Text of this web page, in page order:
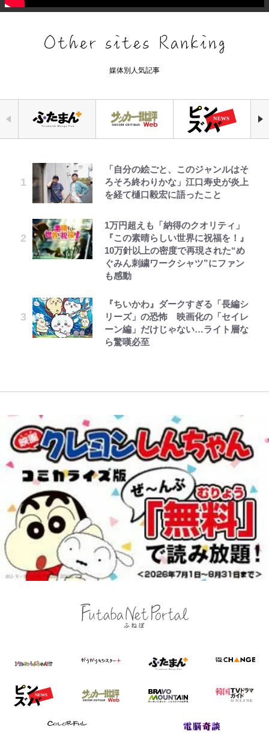
媒体別人気記事
「自分の絵ごと、このジャンルはそ
ろそろ終わりかな」江口寿史が炎上
を経て樋口毅宏に語ったこと
1万円超えも「納得のクオリティ」
『この素晴らしい世界に祝福を！』
10万針以上の密度で再現された“め
ぐみん刺繍ワークシャツ”にファン
も感動
『ちいかわ』ダークすぎる「長編シ
リーズ」の恐怖 映画化の「セイレ
ーン編」だけじゃない…ライト層な
ら驚嘆必至
｢なんじゃこりゃあああ！｣本田圭
佑の古巣ミラン、漆黒×蛍光レッド
の超絶クールな新サードユニに世界
ゃかっけえわ｣
｢最後の1枚…ワルぃゎ〜｣鈴木優磨
が激勝翌日に写真12枚投稿→渾身
の“煽りショット”に興奮！｢最後の
ことどんだけ好きなんよｗ｣
｢知念さんを煽ってたのと同じ
人？｣鹿島・鈴木優磨、大逆転勝利
千葉雄大、ほっそりイケメン近影に
「顔パンパンだったのに」反響 視
聴者が想った激変の納得理由
宮崎麗果、“10キロ減”告白後の背
骨・肋骨くっきりトレ姿に「痩せ過
ぎてませんか」心配の声も 夫・黒
木啓司にはDV巡る逮捕報道
の再会にデレデレ…顔出し公開
「愛が足りない」不満を漏らしてい
た過去も
【知ってる？「日本本土四極踏破証
明書」】広島から本州4島の最南端
へ「ドライブがてら行ってみた」意
荒々しい「火山帯」の一端にいるこ
とを体感！ 登頂約10分でも大迫力
「吾妻小富士」火口を1周する「1
時間半ハイキング」パノラマ絶景レ
「電気風呂の数は全国一」温泉じゃ
ないのに大満足！ 上高地帰りに寄
りたい「林檎の湯屋 おぶ～」【山
えびめしの流儀
オラの引越し物語 サボテン大襲撃
でっかい男になりたいゾ
錦織一清の写真集はなぜ私服なの
か…高級ブランドをやめ等身大の自
分を表現する現在「ちゃんとおじい
「のりの芝居は観たいと」藤原紀香
が明かす夫・片岡愛之助との関係
性…互いに一番のお客さんで刺激を
もらう存在
藤原紀香が23年間続けるボランテ
ィア活動の原動力は…「偽善者だ」
との声も跳ね返す“誰かの役に立ち
たい”という思い
公式-ヒロインが来る前に妊娠しま
した~詰んだはずの悪役令嬢です
が、どうやら違うようです~ 第1話
公式-聖女じゃないと追放されたの
で、もふもふ従者(聖獣)とおにぎり
を握る 第53話(1)
公式-おっさん底辺治癒士と愛娘の
覚醒して、英雄へ成り上がる~ 第82
話(1)
空の轍と大地の雲と 第1回
第3回 出版までの道のり・その2
レビュー『仮面家族』悠木シュン・